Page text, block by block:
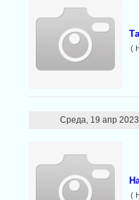
(
Среда, 19 апр 2023
(